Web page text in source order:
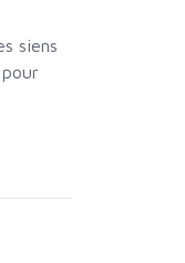
siens